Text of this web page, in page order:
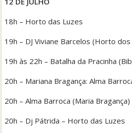
18h – Horto das Luzes
19h – DJ Viviane Barcelos (Horto
19h às 22h – Batalha da Pracinha
20h – Mariana Bragança: Alma
20h – Alma Barroca (Maria
20h – Dj Pátrida – Horto das Luzes